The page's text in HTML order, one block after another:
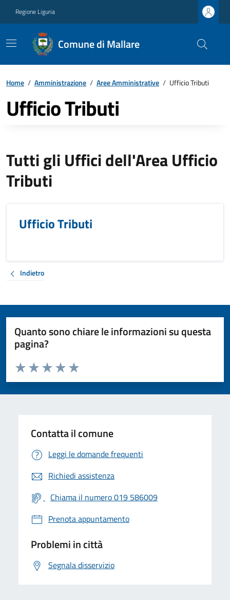
Regione Liguria
Comune di Mallare
Home / Amministrazione / Aree Amministrative / Ufficio Tributi
Ufficio Tributi
Tutti gli Uffici dell'Area Ufficio
Tributi
Ufficio Tributi
Indietro
Quanto sono chiare le informazioni su questa
pagina?
Valuta da 1 a 5 stelle la pagina
Valuta 5 stelle su 5
Valuta 4 stelle su 5
Valuta 3 stelle su 5
Valuta 2 stelle su 5
Valuta 1 stelle su 5
Contatta il comune
Leggi le domande frequenti
Richiedi assistenza
Chiama il numero 019 586009
Prenota appuntamento
Problemi in città
Segnala disservizio